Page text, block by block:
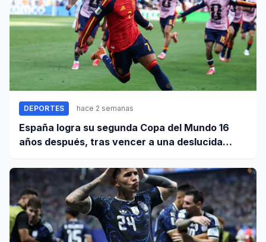
DEPORTES hace 2 semanas
España logra su segunda Copa del Mundo 16
años después, tras vencer a una deslucida